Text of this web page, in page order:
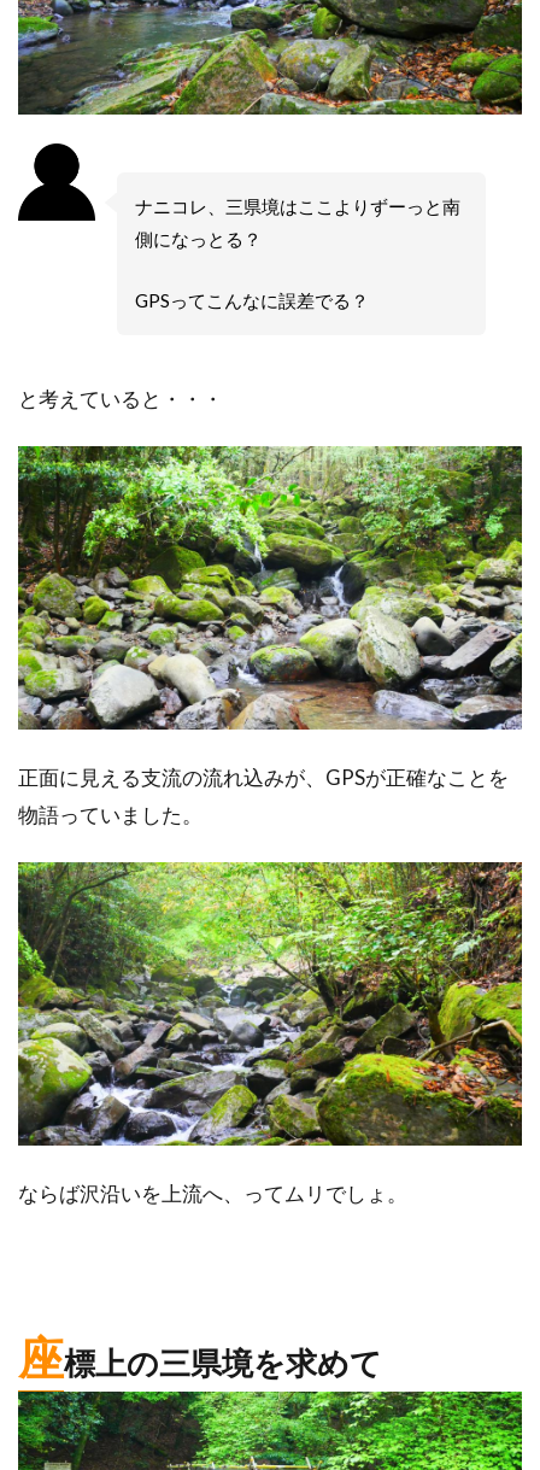
ナニコレ、三県境はここよりずーっと南
側になっとる？
GPSってこんなに誤差でる？
と考えていると・・・
正面に見える支流の流れ込みが、GPSが正確なことを
物語っていました。
ならば沢沿いを上流へ、ってムリでしょ。
座標上の三県境を求めて